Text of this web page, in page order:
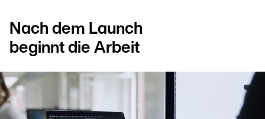
Nach dem Launch
beginnt die Arbeit